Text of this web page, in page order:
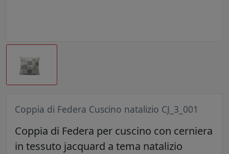
Coppia di Federa Cuscino natalizio CJ_3_001
Coppia di Federa per cuscino con cerniera
in tessuto jacquard a tema natalizio